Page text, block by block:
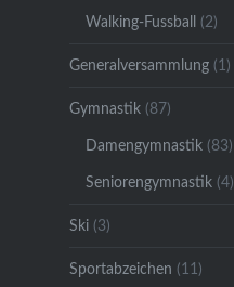
Walking-Fussball (2)
Generalversammlung(1)
Gymnastik(87)
Damengymnastik(83)
Seniorengymnastik(4)
Ski(3)
Sportabzeichen (11)